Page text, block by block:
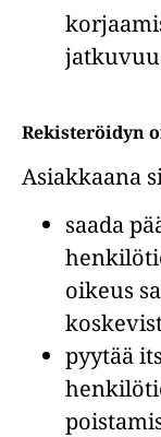
Rekisteröidyn
Asiakkaana
saada
oikeus
pyytää